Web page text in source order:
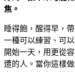
焦。
睡得飽，醒得早，
一種可以練習、可
開始一天，用更從
遭的人。當你這樣